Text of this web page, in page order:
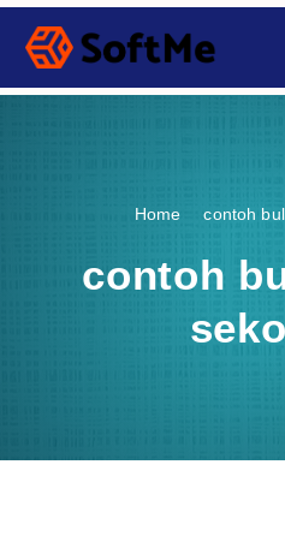
S
p
Home contoh
contoh